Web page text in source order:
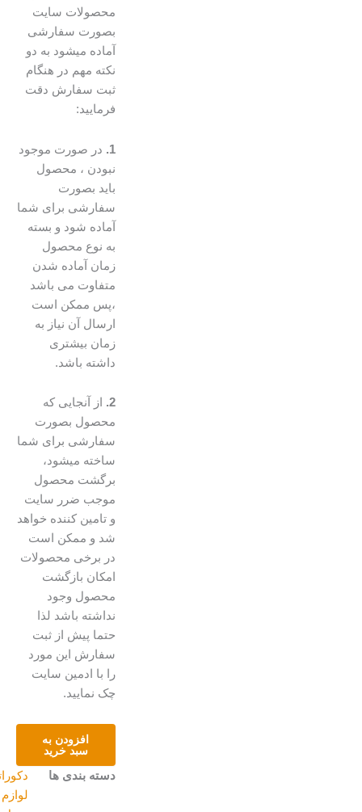
محصولات سایت
بصورت سفارشی
آماده میشود به دو
نکته مهم در هنگام
ثبت سفارش دقت
فرمایید:
در صورت موجود
نبودن ، محصول
باید بصورت
سفارشی برای شما
آماده شود و بسته
به نوع محصول
زمان آماده شدن
متفاوت می باشد
،پس ممکن است
ارسال آن نیاز به
زمان بیشتری
داشته باشد.
از آنجایی که
محصول بصورت
سفارشی برای شما
ساخته میشود،
برگشت محصول
موجب ضرر سایت
و تامین کننده خواهد
شد و ممکن است
در برخی محصولات
امکان بازگشت
محصول وجود
نداشته باشد لذا
حتما پیش از ثبت
سفارش این مورد
را با ادمین سایت
چک نمایید.
بشقاب
کاری
،طرح
افزودن به
سبد خرید
دسته بندی ها
دکوراتیو و
لوازم